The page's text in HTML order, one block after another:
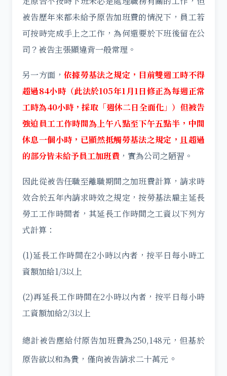
被告歷年來都未給予原告加班費的情況下，員工若
可按時完成手上之工作，為何還要於下班後留在公
司？被告主張顯違背一般常理。
另一方面， 依據勞基法之規定，目前雙週工時不得
超過84小時（此法於105年1月1日修正為每週正常
工時為40小時，採取「週休二日全面化」） 但被告
強迫員工工作時間為上午八點至下午五點半，中間
休息一個小時，已顯然抵觸勞基法之規定，且超過
的部分皆未給予員工加班費 ，實為公司之陋習。
因此從被告任職至離職期間之加班費計算，請求時
效合於五年內請求時效之規定，按勞基法雇主延長
勞工工作時間者，其延長工作時間之工資以下列方
式計算：
(1)延長工作時間在2小時以內者，按平日每小時工
資額加給1/3以上
(2)再延長工作時間在2小時以內者，按平日每小時
工資額加給2/3以上
總計被告應給付原告加班費為250,148元，但基於
原告欲以和為貴，僅向被告請求二十萬元 。